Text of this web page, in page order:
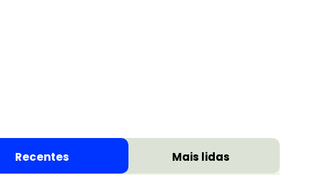
Recentes Mais lidas